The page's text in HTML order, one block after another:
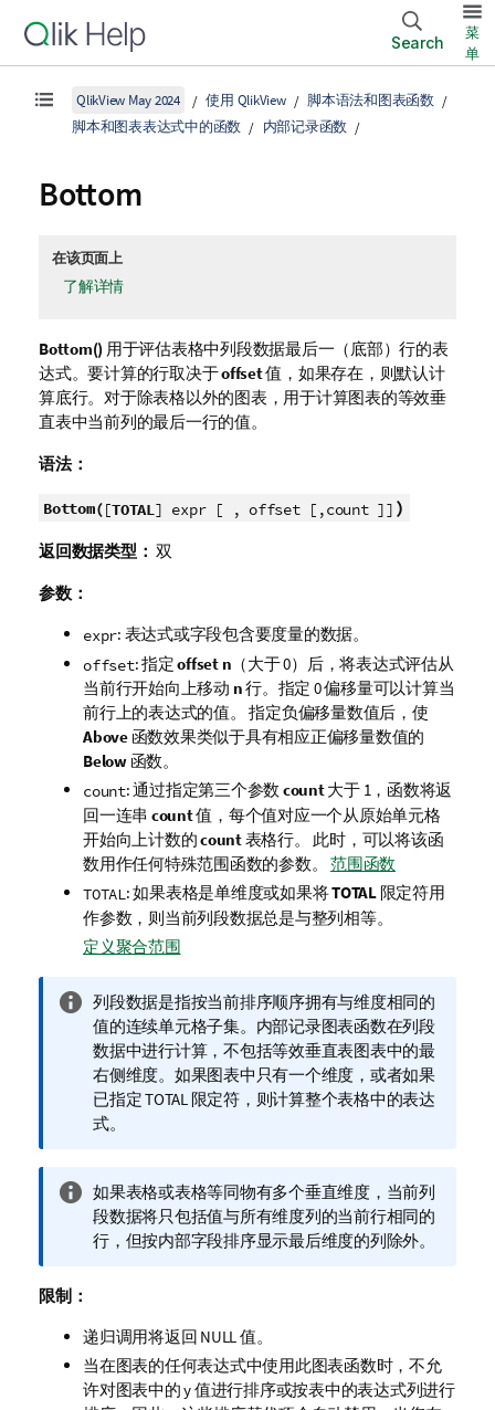
Search
菜
单
QlikView May 2024 使用 QlikView
脚本语法和图表函数
脚本和图表表达式中的函数
内部记录函数
Bottom
在该页面上
了解详情
Bottom() 用于评估表格中列段数据最后一（底部）行的表
达式。要计算的行取决于offset值，如果存在，则默认计
算底行。对于除表格以外的图表，用于计算图表的等效垂
直表中当前列的最后一行的值。
语法：
Bottom([TOTAL] expr [ , offset [,count ]] )
返回数据类型： 双
参数：
expr: 表达式或字段包含要度量的数据。
offset: 指定offset n （大于 0）后，将表达式评估从
当前行开始向上移动 n行。指定 0 偏移量可以计算当
前行上的表达式的值。 指定负偏移量数值后，使
Above函数效果类似于具有相应正偏移量数值的
Below函数。
count: 通过指定第三个参数 count大于 1，函数将返
回一连串 count值，每个值对应一个从原始单元格
开始向上计数的count表格行。 此时，可以将该函
数用作任何特殊范围函数的参数。 范围函数
TOTAL: 如果表格是单维度或如果将TOTAL限定符用
作参数，则当前列段数据总是与整列相等。
定义聚合范围
信
息
注
释
列段数据是指按当前排序顺序拥有与维度相同的
值的连续单元格子集。内部记录图表函数在列段
数据中进行计算，不包括等效垂直表图表中的最
右侧维度。如果图表中只有一个维度，或者如果
已指定TOTAL限定符，则计算整个表格中的表达
式。
信
息
注
如果表格或表格等同物有多个垂直维度，当前列
段数据将只包括值与所有维度列的当前行相同的
行，但按内部字段排序显示最后维度的列除外。
限制：
递归调用将返回 NULL值。
当在图表的任何表达式中使用此图表函数时，不允
许对图表中的 y 值进行排序或按表中的表达式列进行